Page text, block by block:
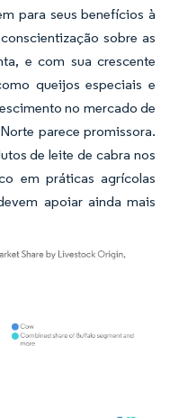
para seus benefícios à
sobre as
e com sua crescente
queijos especiais e
no mercado de
parece promissora.
de leite de cabra nos
em práticas agrícolas
apoiar ainda mais